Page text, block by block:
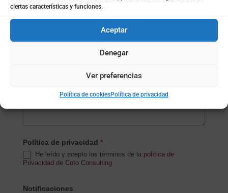
ciertas características y funciones.
Aceptar
Denegar
Ver preferencias
Política de cookiesPolítica de privacidad
Subida de archivo (opcional)
Política de privacidad *
He leído y acepto los términos de la política de
Privacidad de Coto Consulting
Notificaciones